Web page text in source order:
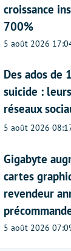
croissance
700%
5 août 2026
Des ados de
suicide :
réseaux
5 août 2026
Gigabyte
cartes
revendeur
5 août 2026